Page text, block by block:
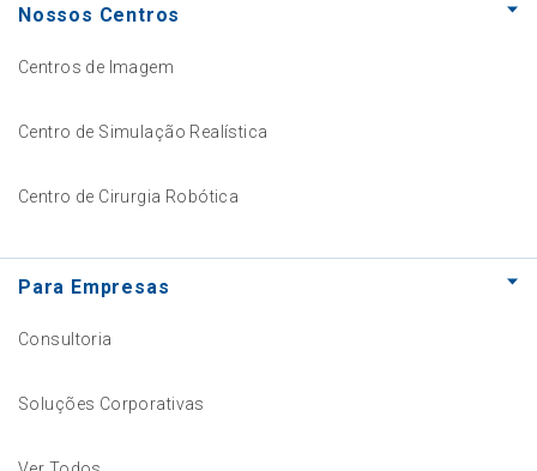
Nossos Centros
Centros de Imagem
Centro de Simulação Realística
Centro de Cirurgia Robótica
Para Empresas
Consultoria
Soluções Corporativas